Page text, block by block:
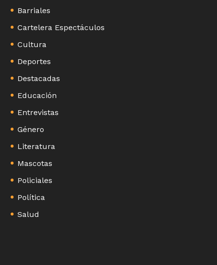
Barriales
Cartelera Espectáculos
Cultura
Deportes
Destacadas
Educación
Entrevistas
Género
Literatura
Mascotas
Policiales
Política
Salud